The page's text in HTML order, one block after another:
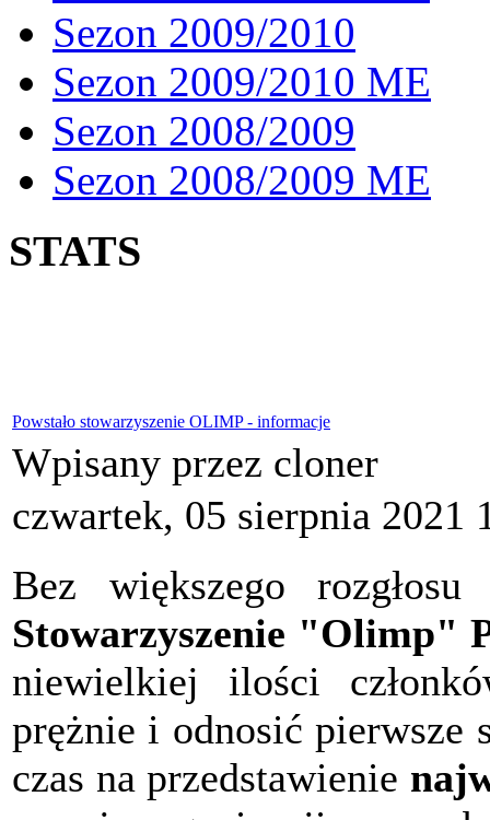
Sezon 2009/2010
Sezon 2009/2010 ME
Sezon 2008/2009
Sezon 2008/2009 ME
STATS
Powstało stowarzyszenie OLIMP - informacje
Wpisany przez cloner
czwartek, 05 sierpnia 2021
Bez większego
Stowarzyszenie "Olimp"
niewielkiej ilości
prężnie i odnosić pierwsze
czas na przedstawienie